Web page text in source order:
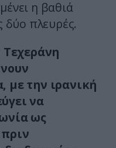
η βαθιά
δύο πλευρές.
με την ιρανική
να
ως